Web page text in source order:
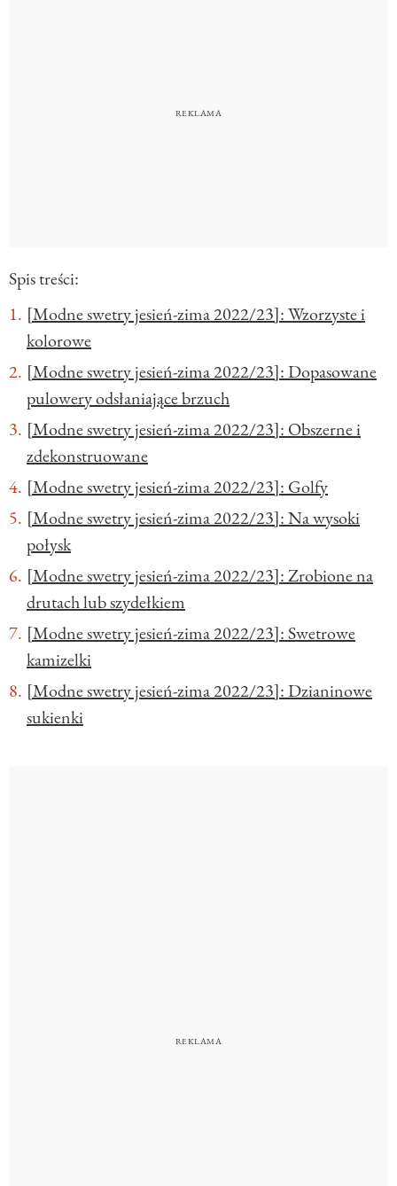
Spis treści:
[Modne swetry jesień-zima 2022/23]: Wzorzyste i
kolorowe
[Modne swetry jesień-zima 2022/23]: Dopasowane
pulowery odsłaniające brzuch
[Modne swetry jesień-zima 2022/23]: Obszerne i
zdekonstruowane
[Modne swetry jesień-zima 2022/23]: Golfy
[Modne swetry jesień-zima 2022/23]: Na wysoki
połysk
[Modne swetry jesień-zima 2022/23]: Zrobione na
drutach lub szydełkiem
[Modne swetry jesień-zima 2022/23]: Swetrowe
kamizelki
[Modne swetry jesień-zima 2022/23]: Dzianinowe
sukienki